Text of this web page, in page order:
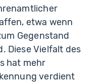
etwa wenn
Gegenstand
Diese Vielfalt des
hat mehr
verdient